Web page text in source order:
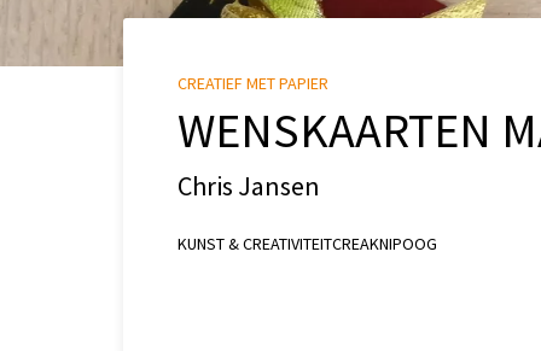
WENSKAARTEN
Chris Jansen
CREATIEF MET PAPIER
KUNST & CREATIVITEITCREAKNIPOOG